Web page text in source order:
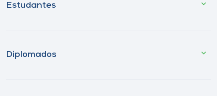
Estudantes
Diplomados